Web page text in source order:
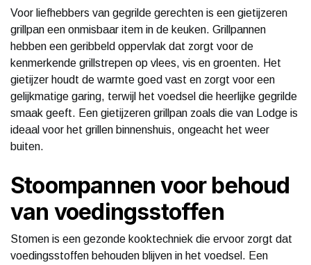
Voor liefhebbers van gegrilde gerechten is een gietijzeren
grillpan een onmisbaar item in de keuken. Grillpannen
hebben een geribbeld oppervlak dat zorgt voor de
kenmerkende grillstrepen op vlees, vis en groenten. Het
gietijzer houdt de warmte goed vast en zorgt voor een
gelijkmatige garing, terwijl het voedsel die heerlijke gegrilde
smaak geeft. Een gietijzeren grillpan zoals die van Lodge is
ideaal voor het grillen binnenshuis, ongeacht het weer
buiten.
Stoompannen voor behoud
van voedingsstoffen
Stomen is een gezonde kooktechniek die ervoor zorgt dat
voedingsstoffen behouden blijven in het voedsel. Een